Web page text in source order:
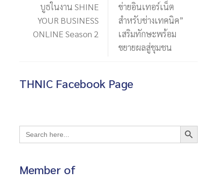
บูธในงาน SHINE
YOUR BUSINESS
ONLINE Season 2
ข่ายอินเทอร์เน็ต
สำหรับช่างเทคนิค”
เสริมทักษะพร้อม
ขยายผลสู่ชุมชน
THNIC Facebook Page
Search
for:
Search Button
Member of